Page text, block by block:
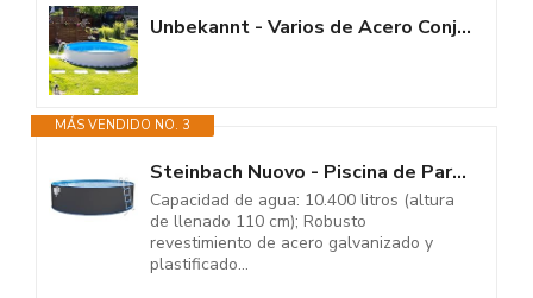
Unbekannt - Varios de Acero Conjunto Piscina de Nuovo 350x120 | 11101
MÁS VENDIDO NO. 3
Steinbach Nuovo - Piscina de Pared de Acero, 350 x 120 cm, Color Antracita
Capacidad de agua: 10.400 litros (altura
de llenado 110 cm); Robusto
revestimiento de acero galvanizado y
plastificado...